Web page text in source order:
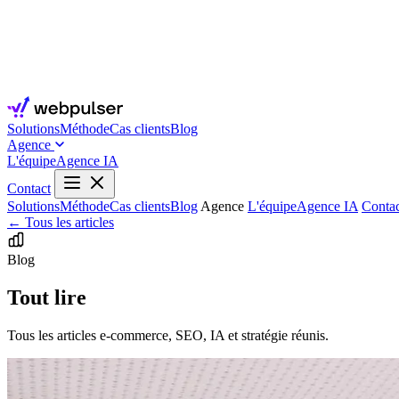
SolutionsMéthodeCas clientsBlog
Agence
L'équipeAgence IA
Contact
SolutionsMéthodeCas clientsBlog Agence L'équipeAgence IA
← Tous les articles
Blog
Tout lire
Tous les articles e-commerce, SEO, IA et stratégie réunis.